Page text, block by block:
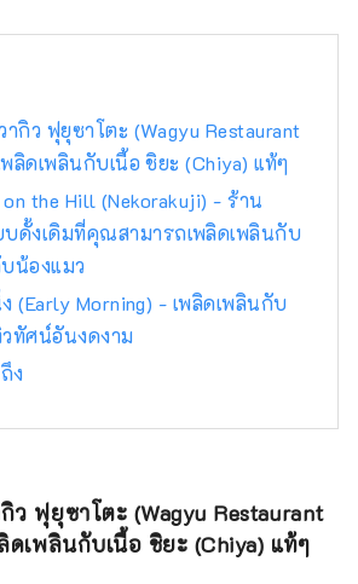
งดังที่สุดของญี่ปุ่น และ Kurashiki Bikan
Quarter [ย่าน] ซึ่งมีประวัติศาสตร์
รม และศิลปะอันอุดมสมบูรณ์!
ากิว ฟุยุซาโตะ (Wagyu Restaurant
ลิดเพลินกับเนื้อ ชิยะ (Chiya) แท้ๆ
on the Hill (Nekorakuji) - ร้าน
ดั้งเดิมที่คุณสามารถเพลิดเพลินกับ
น้องแมว
(Early Morning) - เพลิดเพลินกับ
ทัศน์อันงดงาม
ง
ว ฟุยุซาโตะ (Wagyu Restaurant
ดเพลินกับเนื้อ ชิยะ (Chiya) แท้ๆ